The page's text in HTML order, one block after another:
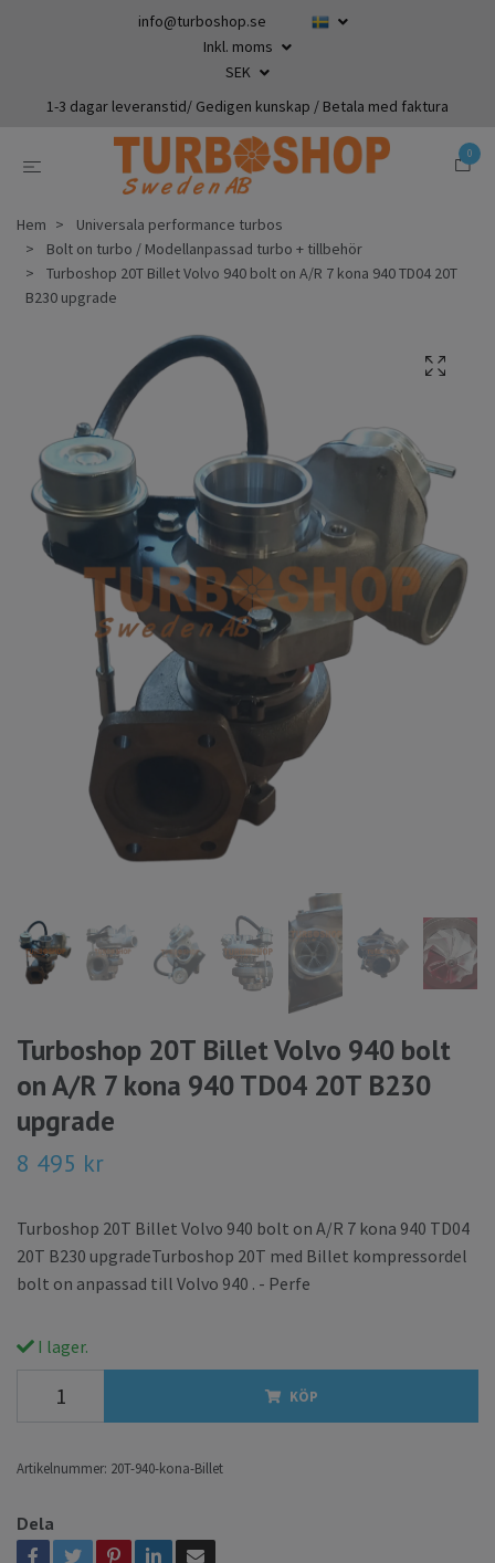
info@turboshop.se
Inkl. moms
SEK
1-3 dagar leveranstid/ Gedigen kunskap / Betala med faktura
0
Hem
Universala performance turbos
Bolt on turbo / Modellanpassad turbo + tillbehör
Turboshop 20T Billet Volvo 940 bolt on A/R 7 kona 940 TD04 20T
B230 upgrade
Turboshop 20T Billet Volvo 940 bolt
on A/R 7 kona 940 TD04 20T B230
upgrade
8 495 kr
Turboshop 20T Billet Volvo 940 bolt on A/R 7 kona 940 TD04
20T B230 upgradeTurboshop 20T med Billet kompressordel
bolt on anpassad till Volvo 940 . - Perfe
I lager.
KÖP
Artikelnummer: 20T-940-kona-Billet
Dela